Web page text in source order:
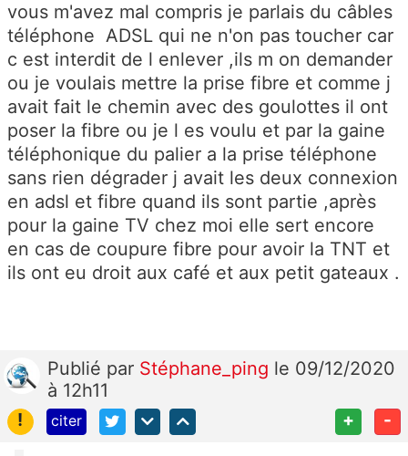
vous m'avez mal compris je parlais du câbles
téléphone ADSL qui ne n'on pas toucher car
c est interdit de l enlever ,ils m on demander
ou je voulais mettre la prise fibre et comme j
avait fait le chemin avec des goulottes il ont
poser la fibre ou je l es voulu et par la gaine
téléphonique du palier a la prise téléphone
sans rien dégrader j avait les deux connexion
en adsl et fibre quand ils sont partie ,après
pour la gaine TV chez moi elle sert encore
en cas de coupure fibre pour avoir la TNT et
ils ont eu droit aux café et aux petit gateaux .
Publié par Stéphane_ping le 09/12/2020
à 12h11
!
citer + -